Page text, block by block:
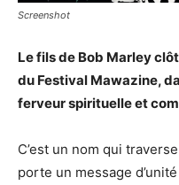
Screenshot
Le fils de Bob Marley
du Festival Mawazine,
ferveur spirituelle et
C’est un nom qui
porte un message